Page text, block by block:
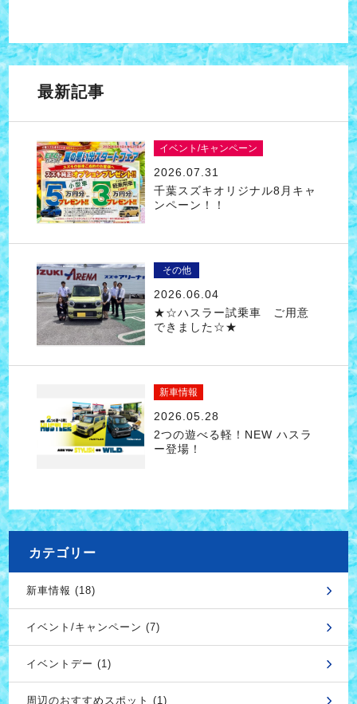
最新記事
イベント/キャンペーン
2026.07.31
千葉スズキオリジナル8月キャ
ンペーン！！
その他
2026.06.04
★☆ハスラー試乗車 ご用意
できました☆★
新車情報
2026.05.28
2つの遊べる軽！NEW ハスラ
ー登場！
カテゴリー
新車情報 (18)
イベント/キャンペーン (7)
イベントデー (1)
周辺のおすすめスポット (1)